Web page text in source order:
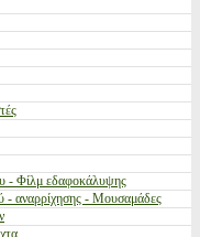
- Φίλμ εδαφοκάλυψης
- αναρρίχησης - Μουσαμάδες